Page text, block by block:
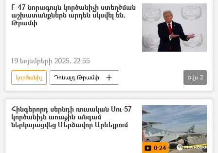
Տեսանյութեր
F-47 նորագույն կործանիչի ստեղծման
աշխատանքներն արդեն սկսվել են.
Թրամփ
19 նոյեմբերի 2025, 22:55
կործանիչ
Դոնալդ Թրամփ
F - 35 կործանիչ
F-16 կործանիչ
Եվս 2
Հինգերորդ սերնդի ռուսական Սու-57
կործանիչն առաջին անգամ
ներկայացվեց Մերձավոր Արևելքում
0:24